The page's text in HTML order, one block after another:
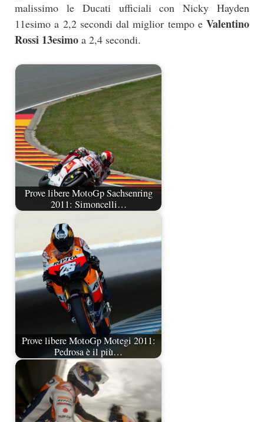
malissimo le Ducati ufficiali con Nicky Hayden
11esimo a 2,2 secondi dal miglior tempo e Valentino
Rossi 13esimo a 2,4 secondi.
Prove libere MotoGp Sachsenring
2011: Simoncelli…
Prove libere MotoGp Motegi 2011:
Pedrosa è il più…